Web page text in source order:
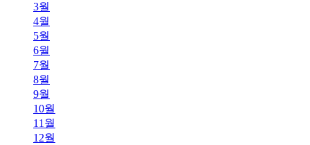
3월
4월
5월
6월
7월
8월
9월
10월
11월
12월